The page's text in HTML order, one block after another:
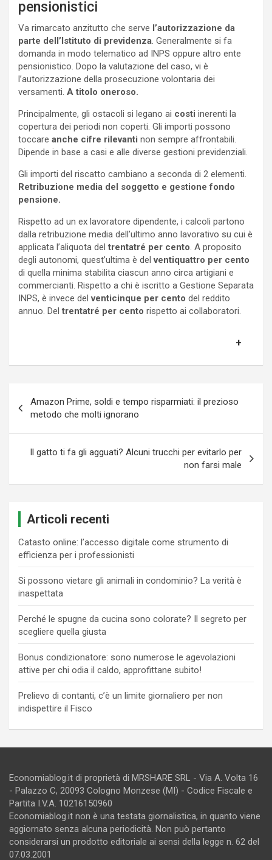
pensionistici
Va rimarcato anzitutto che serve l’autorizzazione da
parte dell’Istituto di previdenza . Generalmente si fa
domanda in modo telematico ad INPS oppure altro ente
pensionistico. Dopo la valutazione del caso, vi è
l’autorizzazione della prosecuzione volontaria dei
versamenti. A titolo oneroso.
Principalmente, gli ostacoli si legano ai costi inerenti la
copertura dei periodi non coperti. Gli importi possono
toccare anche cifre rilevanti non sempre affrontabili.
Dipende in base a casi e alle diverse gestioni previdenziali.
Gli importi del riscatto cambiano a seconda di 2 elementi.
Retribuzione media del soggetto e gestione fondo
pensione.
Rispetto ad un ex lavoratore dipendente, i calcoli partono
dalla retribuzione media dell’ultimo anno lavorativo su cui è
applicata l’aliquota del trentatré per cento . A proposito
degli autonomi, quest’ultima è delventiquattro per cento
di quella minima stabilita ciascun anno circa artigiani e
commercianti. Rispetto a chi è iscritto a Gestione Separata
INPS, è invece delventicinque per cento del reddito
annuo. Del trentatré per cento rispetto ai collaboratori.
articoli
Amazon Prime, soldi e tempo risparmiati: il prezioso
metodo che molti ignorano
Il gatto ti fa gli agguati? Alcuni trucchi per evitarlo per
non farsi male
Articoli recenti
Catasto online: l’accesso digitale come strumento di
efficienza per i professionisti
Si possono vietare gli animali in condominio? La verità è
inaspettata
Perché le spugne da cucina sono colorate? Il segreto per
scegliere quella giusta
Bonus condizionatore: sono numerose le agevolazioni
attive per chi odia il caldo, approfittane subito!
Prelievo di contanti, c’è un limite giornaliero per non
indispettire il Fisco
Economiablog.it di proprietà di MRSHARE SRL - Via A. Volta 16
- Palazzo C, 20093 Cologno Monzese (MI) - Codice Fiscale e
Partita I.V.A. 10216150960
Economiablog.it non è una testata giornalistica, in quanto viene
aggiornato senza alcuna periodicità. Non può pertanto
considerarsi un prodotto editoriale ai sensi della legge n. 62 del
07.03.2001